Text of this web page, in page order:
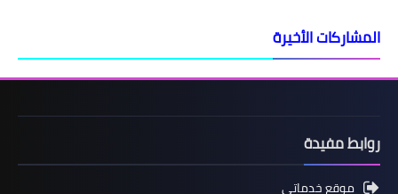
المشاركات الأخيرة
روابط مفيدة
موقع خدماتي